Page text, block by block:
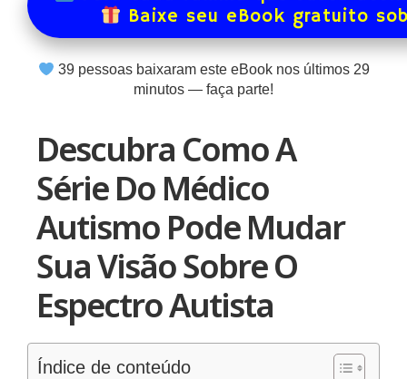
Baixe seu eBook gratuito
39pessoas baixaram este eBook nos últimos 29
minutos — faça parte!
Descubra Como A
Série Do Médico
Autismo Pode Mudar
Sua Visão Sobre O
Espectro Autista
Índice de conteúdo